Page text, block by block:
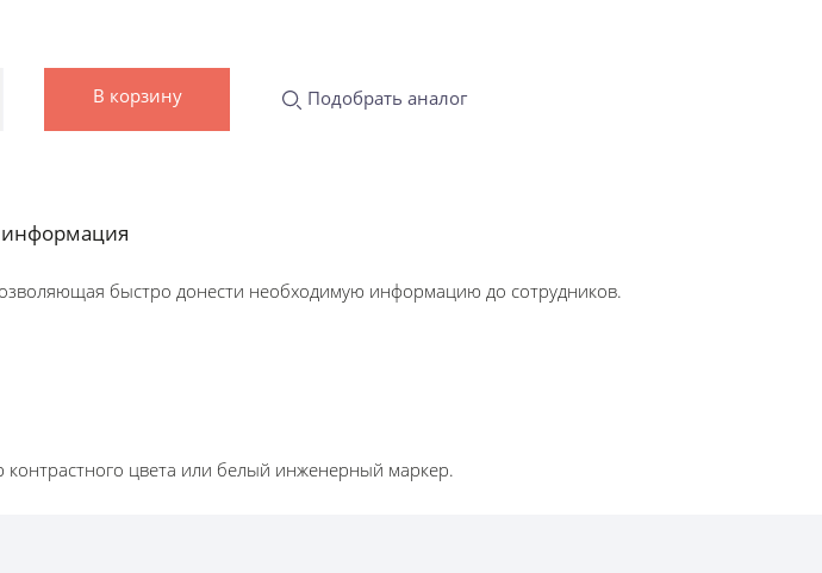
В корзину Подобрать аналог
быстро донести необходимую информацию до сотрудников.
цвета или белый инженерный маркер.